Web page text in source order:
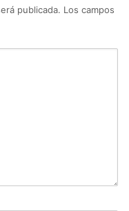
publicada. Los campos